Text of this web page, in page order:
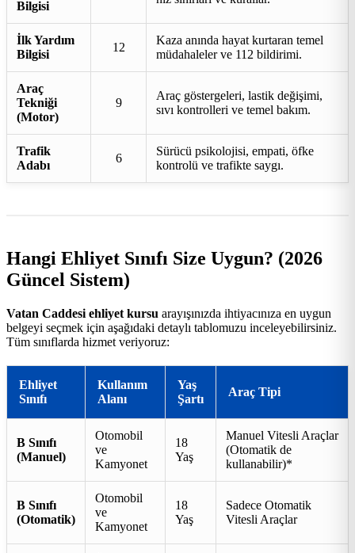
Bilgisi
İlk Yardım
Bilgisi
12
Kaza anında hayat kurtaran temel
müdahaleler ve 112 bildirimi.
Araç
Tekniği
(Motor)
9
Araç göstergeleri, lastik değişimi,
sıvı kontrolleri ve temel bakım.
Trafik
Adabı
6
Sürücü psikolojisi, empati, öfke
kontrolü ve trafikte saygı.
Hangi Ehliyet Sınıfı Size Uygun? (2026
Güncel Sistem)
Vatan Caddesi ehliyet kursu arayışınızda ihtiyacınıza en uygun
belgeyi seçmek için aşağıdaki detaylı tablomuzu inceleyebilirsiniz.
Tüm sınıflarda hizmet veriyoruz:
Ehliyet
Sınıfı
Kullanım
Alanı
Yaş
Şartı
Araç Tipi
B Sınıfı
(Manuel)
Otomobil
ve
Kamyonet
18
Yaş
Manuel Vitesli Araçlar
(Otomatik de
kullanabilir)*
B Sınıfı
(Otomatik)
Otomobil
ve
Kamyonet
18
Yaş
Sadece Otomatik
Vitesli Araçlar